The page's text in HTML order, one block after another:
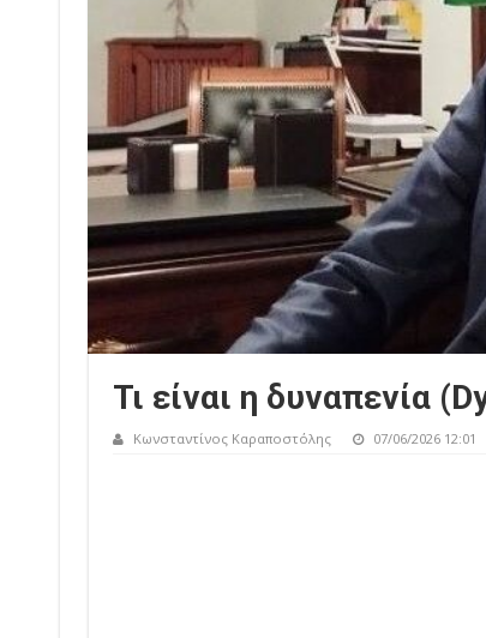
Τι είναι η δυναπενία
Κωνσταντίνος Καραποστόλης 07/06/2026 12:01